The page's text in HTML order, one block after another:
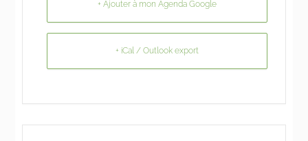
+ Ajouter à mon Agenda Google
+ iCal / Outlook export